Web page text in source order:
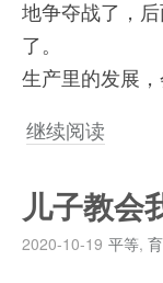
地争夺战了，
了。
生产里的发展
继续阅读
儿子教会
2020-10-19 平等,